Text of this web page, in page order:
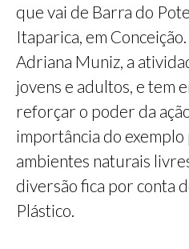
que vai de Barra do
Itaparica, em
Adriana Muniz, a
jovens e adultos, e tem
reforçar o poder da
importância do exemplo
ambientes naturais
diversão fica por conta
Plástico.